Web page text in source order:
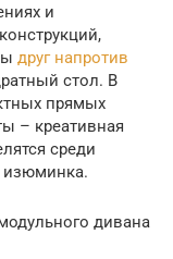
и
друг напротив
стол. В
прямых
– креативная
среди
изюминка.
дивана